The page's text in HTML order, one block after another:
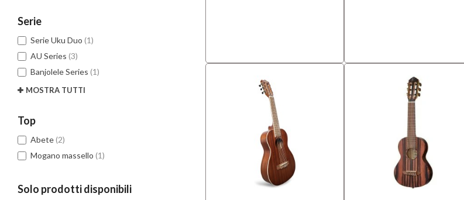
Serie
Serie Uku Duo (1)
AU Series (3)
Banjolele Series (1)
MOSTRA TUTTI
Top
Abete(2)
Mogano massello (1)
Solo prodotti disponibili